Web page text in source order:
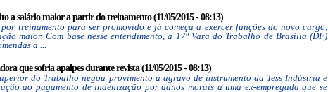
a salário maior a partir do treinamento (11/05/2015 - 08:13)
treinamento para ser promovido e já começa a exercer funções do novo cargo,
maior. Com base nesse entendimento, a 17ª Vara do Trabalho de Brasília (DF)
a ...
que sofria apalpes durante revista (11/05/2015 - 08:13)
do Trabalho negou provimento a agravo de instrumento da Tess Indústria e
ao pagamento de indenização por danos morais a uma ex-empregada que se